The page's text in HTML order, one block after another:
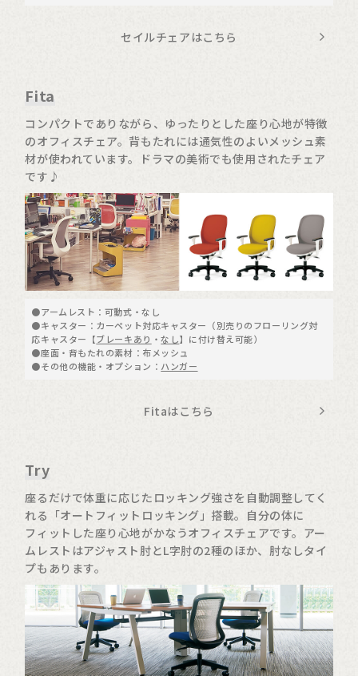
セイルチェアはこちら
Fita
コンパクトでありながら、ゆったりとした座り心地が特徴
のオフィスチェア。背もたれには通気性のよいメッシュ素
材が使われています。ドラマの美術でも使用されたチェア
です♪
●アームレスト：可動式・なし
●キャスター：カーペット対応キャスター（別売りのフローリング対
応キャスター【ブレーキあり ・なし】に付け替え可能）
●座面・背もたれの素材：布メッシュ
●その他の機能・オプション： ハンガー
Fitaはこちら
Try
座るだけで体重に応じたロッキング強さを自動調整してく
れる「オートフィットロッキング」搭載。自分の体に
フィットした座り心地がかなうオフィスチェアです。アー
ムレストはアジャスト肘とL字肘の2種のほか、肘なしタイ
プもあります。